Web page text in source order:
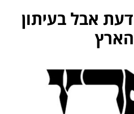
אבל בעיתון
הארץ